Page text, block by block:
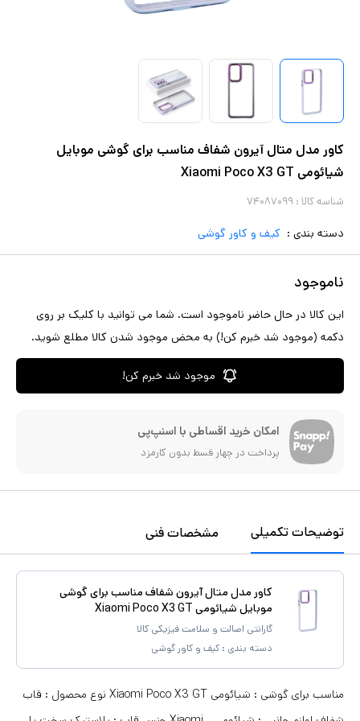
کاور مدل متال آیرون شفاف مناسب برای گوشی موبایل
شیائومی Xiaomi Poco X3 GT
شناسه کالا : ۷۴۰۸۷۰۹۹
دسته بندی : کیف و کاور گوشی
ناموجود
این کالا در حال حاضر ناموجود است. شما می توانید با کلیک بر روی
دکمه (موجود شد خبرم کن!) به محض موجود شدن کالا مطلع شوید.
موجود شد خبرم کن!
امکان خرید اقساطی با اسنپ‌پی
پرداخت در چهار قسط بدون کارمزد
توضیحات تکمیلی مشخصات فنی
کاور مدل متال آیرون شفاف مناسب برای گوشی
موبایل شیائومی Xiaomi Poco X3 GT
گارانتی اصالت و سلامت فیزیکی کالا
دسته بندی : کیف و کاور گوشی
مناسب برای گوشی : شیائومی Xiaomi Poco X3 GT نوع محصول : قاب